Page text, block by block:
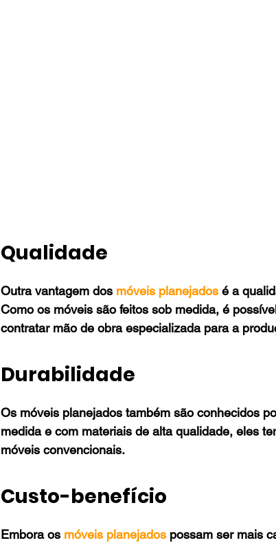
Qualidade
Outra vantagem dos móveis planejados é a
Como os móveis são feitos sob medida, é
contratar mão de obra especializada para a
Durabilidade
Os móveis planejados também são conhecidos
medida e com materiais de alta qualidade, eles
móveis convencionais.
Custo-benefício
Embora os móveis planejados possam ser mais